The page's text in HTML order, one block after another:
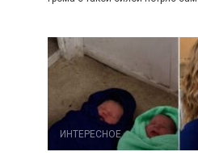
ИНТЕРЕСНОЕ